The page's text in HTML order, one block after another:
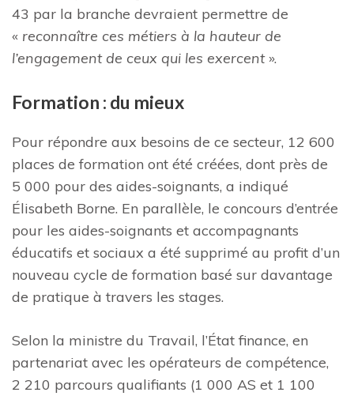
43 par la branche devraient permettre de
« reconnaître ces métiers à la hauteur de
l’engagement de ceux qui les exercent».
Formation : du mieux
Pour répondre aux besoins de ce secteur, 12 600
places de formation ont été créées, dont près de
5 000 pour des aides-soignants, a indiqué
Élisabeth Borne. En parallèle, le concours d’entrée
pour les aides-soignants et accompagnants
éducatifs et sociaux a été supprimé au profit d’un
nouveau cycle de formation basé sur davantage
de pratique à travers les stages.
Selon la ministre du Travail, l’État finance, en
partenariat avec les opérateurs de compétence,
2 210 parcours qualifiants (1 000 AS et 1 100